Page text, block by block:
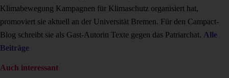
Klimabewegung Kampagnen für Klimaschutz organisiert hat,
promoviert sie aktuell an der Universität Bremen. Für den Campact-
Blog schreibt sie als Gast-Autorin Texte gegen das Patriarchat. Alle
Beiträge
Auch interessant